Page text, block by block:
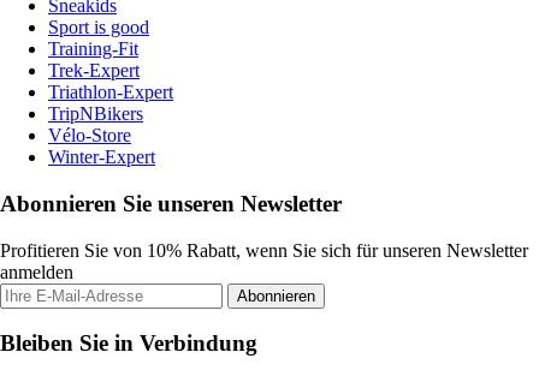
Sneakids
Sport is good
Training-Fit
Trek-Expert
Triathlon-Expert
TripNBikers
Vélo-Store
Winter-Expert
Abonnieren Sie unseren Newsletter
Profitieren Sie von 10% Rabatt, wenn Sie sich für unseren Newsletter
anmelden
Abonnieren
Bleiben Sie in Verbindung